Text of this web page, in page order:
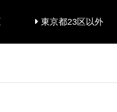
東京都23区以外